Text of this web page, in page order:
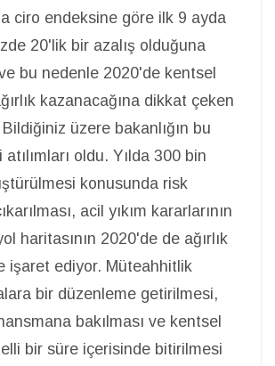
ciro endeksine göre ilk 9 ayda
20'lik bir azalış olduğuna
bu nedenle 2020'de kentsel
kazanacağına dikkat çeken
üzere bakanlığın bu
oldu. Yılda 300 bin
konusunda risk
acil yıkım kararlarının
haritasının 2020'de de ağırlık
işaret ediyor. Müteahhitlik
bir düzenleme getirilmesi,
bakılması ve kentsel
bir süre içerisinde bitirilmesi